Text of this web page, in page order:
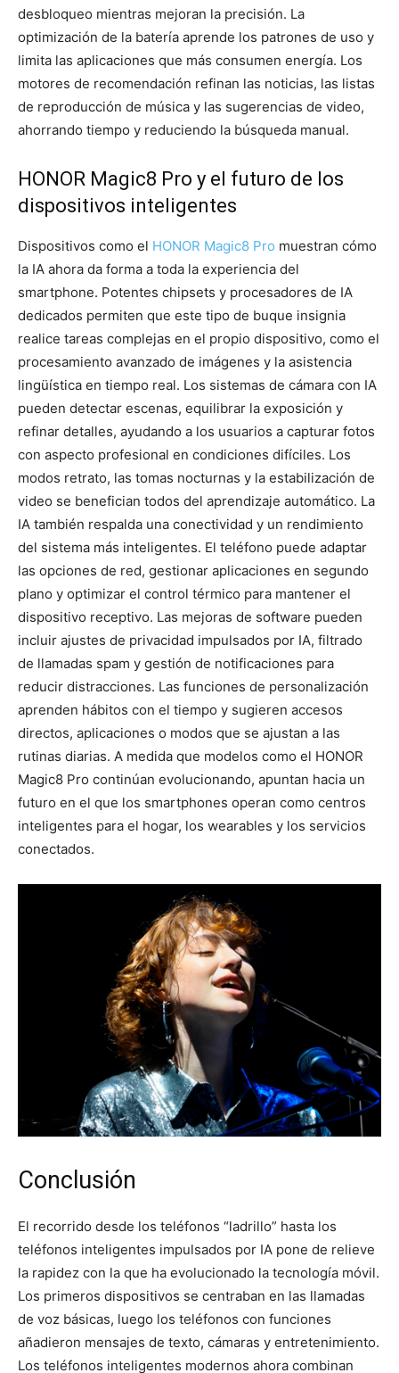
desbloqueo mientras mejoran la precisión. La
optimización de la batería aprende los patrones de uso y
limita las aplicaciones que más consumen energía. Los
motores de recomendación refinan las noticias, las listas
de reproducción de música y las sugerencias de video,
ahorrando tiempo y reduciendo la búsqueda manual.
HONOR Magic8 Pro y el futuro de los
dispositivos inteligentes
Dispositivos como el HONOR Magic8 Pro muestran cómo
la IA ahora da forma a toda la experiencia del
smartphone. Potentes chipsets y procesadores de IA
dedicados permiten que este tipo de buque insignia
realice tareas complejas en el propio dispositivo, como el
procesamiento avanzado de imágenes y la asistencia
lingüística en tiempo real. Los sistemas de cámara con IA
pueden detectar escenas, equilibrar la exposición y
refinar detalles, ayudando a los usuarios a capturar fotos
con aspecto profesional en condiciones difíciles. Los
modos retrato, las tomas nocturnas y la estabilización de
video se benefician todos del aprendizaje automático. La
IA también respalda una conectividad y un rendimiento
del sistema más inteligentes. El teléfono puede adaptar
las opciones de red, gestionar aplicaciones en segundo
plano y optimizar el control térmico para mantener el
dispositivo receptivo. Las mejoras de software pueden
incluir ajustes de privacidad impulsados por IA, filtrado
de llamadas spam y gestión de notificaciones para
reducir distracciones. Las funciones de personalización
aprenden hábitos con el tiempo y sugieren accesos
directos, aplicaciones o modos que se ajustan a las
rutinas diarias. A medida que modelos como el HONOR
Magic8 Pro continúan evolucionando, apuntan hacia un
futuro en el que los smartphones operan como centros
inteligentes para el hogar, los wearables y los servicios
conectados.
Conclusión
El recorrido desde los teléfonos “ladrillo” hasta los
teléfonos inteligentes impulsados por IA pone de relieve
la rapidez con la que ha evolucionado la tecnología móvil.
Los primeros dispositivos se centraban en las llamadas
de voz básicas, luego los teléfonos con funciones
añadieron mensajes de texto, cámaras y entretenimiento.
Los teléfonos inteligentes modernos ahora combinan